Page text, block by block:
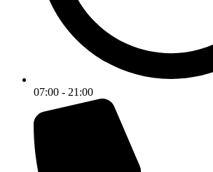
07:00 - 21:00